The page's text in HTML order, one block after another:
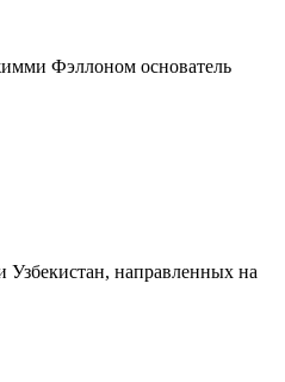
Фэллоном основатель
направленных на